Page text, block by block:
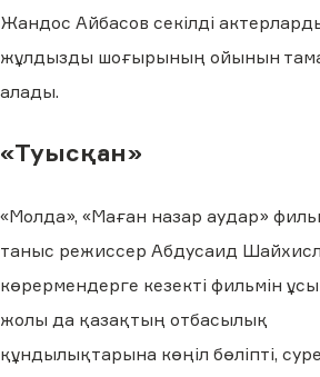
Жандос Айбасов секілді
жұлдызды шоғырының ойынын
алады.
«Туысқан»
«Молда», «Маған назар аудар»
таныс режиссер Абдусаид
көрермендерге кезекті фильмін
жолы да қазақтың отбасылық
құндылықтарына көңіл бөліпті,